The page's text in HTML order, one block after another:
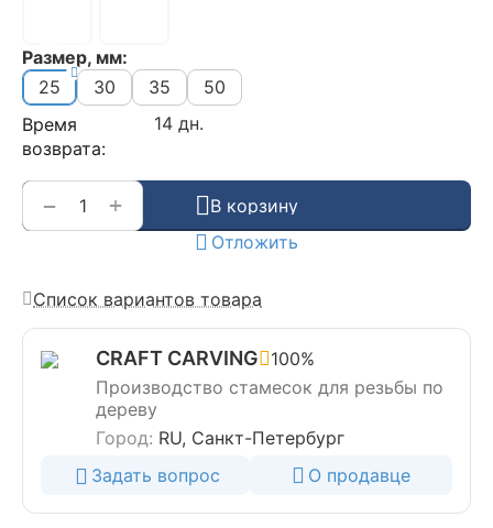
Размер, мм:
25
30 35
50
Время
возврата:
14 дн.
+
−
В корзину
Отложить
Список вариантов товара
CRAFT CARVING
100%
Производство стамесок для резьбы по
дереву
Город: RU, Санкт-Петербург
Задать вопрос
О продавце